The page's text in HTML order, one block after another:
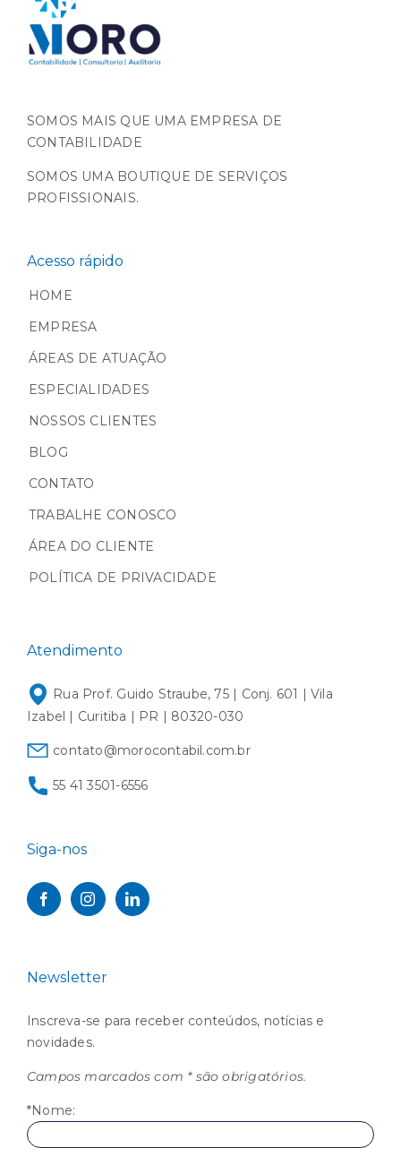
SOMOS MAIS QUE UMA EMPRESA DE
CONTABILIDADE
SOMOS UMA BOUTIQUE DE SERVIÇOS
PROFISSIONAIS.
Acesso rápido
HOME
EMPRESA
ÁREAS DE ATUAÇÃO
ESPECIALIDADES
NOSSOS CLIENTES
BLOG
CONTATO
TRABALHE CONOSCO
ÁREA DO CLIENTE
POLÍTICA DE PRIVACIDADE
Atendimento
Rua Prof. Guido Straube, 75 | Conj. 601 | Vila
Izabel | Curitiba | PR | 80320-030
contato@morocontabil.com.br
55 41 3501-6556
Siga-nos
Newsletter
Inscreva-se para receber conteúdos, notícias e
novidades.
Campos marcados com * são obrigatórios.
*Nome: